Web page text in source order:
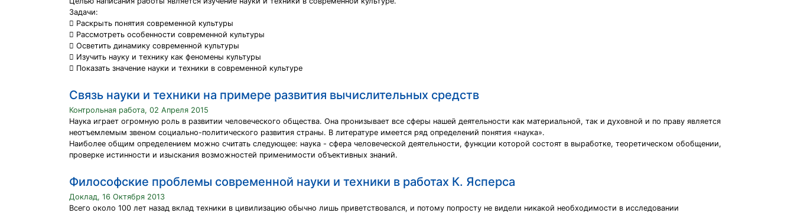
Задачи:
 Раскрыть понятия современной культуры
 Рассмотреть особенности современной культуры
 Осветить динамику современной культуры
 Изучить науку и технику как феномены культуры
 Показать значение науки и техники в современной культуре
Связь науки и техники на примере развития вычислительных средств
Контрольная работа, 02 Апреля 2015
Наука играет огромную роль в развитии человеческого общества. Она пронизывает все сферы нашей деятельности как материальной, так и духовной и по праву является
неотъемлемым звеном социально-политического развития страны. В литературе имеется ряд определений понятия «наука».
Наиболее общим определением можно считать следующее: наука - сфера человеческой деятельности, функции которой состоят в выработке, теоретическом обобщении,
проверке истинности и изыскания возможностей применимости объективных знаний.
Философские проблемы современной науки и техники в работах К. Ясперса
Доклад, 16 Октября 2013
Всего около 100 лет назад вклад техники в цивилизацию обычно лишь приветствовался, и потому попросту не видели никакой необходимости в исследовании